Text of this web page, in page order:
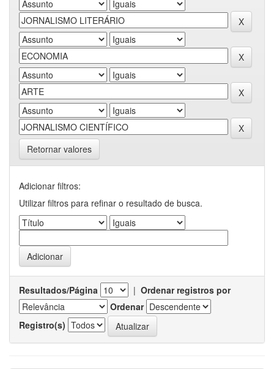
Retornar valores
Adicionar filtros:
Utilizar filtros para refinar o resultado de busca.
Resultados/Página | Ordenar registros por
Ordenar
Registro(s)